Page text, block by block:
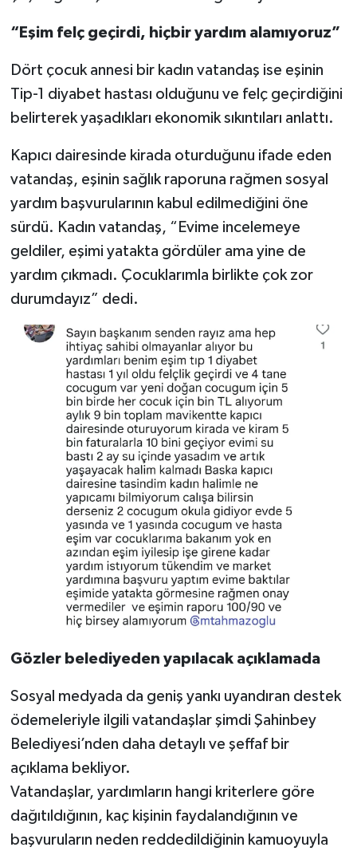
“Eşim felç geçirdi, hiçbir yardım alamıyoruz”
Dört çocuk annesi bir kadın vatandaş ise eşinin
Tip-1 diyabet hastası olduğunu ve felç geçirdiğini
belirterek yaşadıkları ekonomik sıkıntıları anlattı.
Kapıcı dairesinde kirada oturduğunu ifade eden
vatandaş, eşinin sağlık raporuna rağmen sosyal
yardım başvurularının kabul edilmediğini öne
sürdü. Kadın vatandaş, “Evime incelemeye
geldiler, eşimi yatakta gördüler ama yine de
yardım çıkmadı. Çocuklarımla birlikte çok zor
durumdayız” dedi.
Gözler belediyeden yapılacak açıklamada
Sosyal medyada da geniş yankı uyandıran destek
ödemeleriyle ilgili vatandaşlar şimdi Şahinbey
Belediyesi’nden daha detaylı ve şeffaf bir
açıklama bekliyor.
Vatandaşlar, yardımların hangi kriterlere göre
dağıtıldığının, kaç kişinin faydalandığının ve
başvuruların neden reddedildiğinin kamuoyuyla